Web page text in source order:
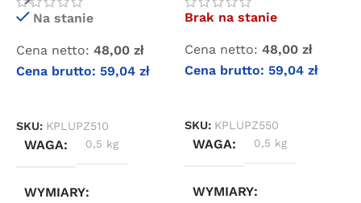
Na stanie
Cena netto: 48,00 zł
Cena brutto: 59,04 zł
SKU: KPLUPZ510
WAGA 0,5 kg
WYMIARY
Brak na stanie
Cena netto: 48,00 zł
Cena brutto: 59,04 zł
SKU: KPLUPZ550
WAGA 0,5 kg
WYMIARY